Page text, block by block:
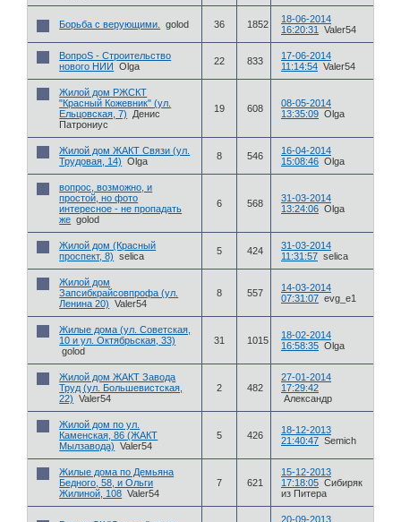
Борьба с верующими. golod 36 1852
18-06-2014
16:20:31
Valer54
ВопроS - Строительство
нового НИИ
Olga 22 833
17-06-2014
11:14:54 Valer54
Жилой дом РЖСКТ
"Красный Кожевник" (ул.
Ельцовская, 7)
Денис
Патрониус
19 608
08-05-2014
13:35:09 Olga
Жилой дом ЖАКТ Связи (ул.
Трудовая, 14)
Olga 8 546
16-04-2014
15:08:46 Olga
вопрос, возможно, и
простой, но фото
интересное - не пропадать
же golod
6 568
31-03-2014
13:24:06 Olga
Жилой дом (Красный
проспект, 8)
selica 5 424
31-03-2014
11:31:57 selica
Жилой дом
Запсибкрайсовпрофа (ул.
Ленина 20)
Valer54
8 557
14-03-2014
07:31:07 evg_e1
Жилые дома (ул. Советская,
10 и ул. Октябрьская, 33)
golod
31 1015
18-02-2014
16:58:35 Olga
Жилой дом ЖАКТ Завода
Труд (ул. Большевистская,
22)
Valer54
2 482
27-01-2014
17:29:42
Александр
Жилой дом по ул.
Каменская, 86 (ЖАКТ
Мылзавода)
Valer54
5 426
18-12-2013
21:40:47 Semich
Жилые дома по Демьяна
Бедного, 58, и Ольги
Жилиной, 108 Valer54
7 621
15-12-2013
17:18:05 Сибиряк
из Питера
20-09-2013